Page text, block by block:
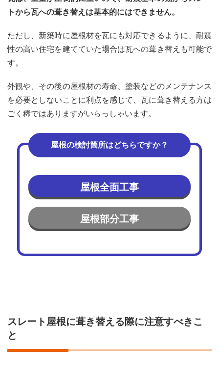
トから瓦への葺き替えは基本的にはできません。
ただし、新築時に屋根材を瓦にも対応できるように、耐震
性の高い住宅を建てていた場合は瓦への葺き替えも可能で
す。
外観や、その後の屋根材の寿命、塗装などのメンテナンス
を必要としないことに利点を感じて、瓦に葺き替える方は
ごく稀ではありますがいらっしゃいます。
屋根の検討箇所はどちらですか？
屋根全面工事
屋根部分工事
スレート屋根に葺き替える際に注意すべきこ
と